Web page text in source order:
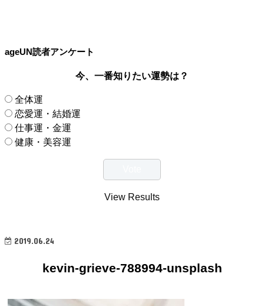
ageUN読者アンケート
今、一番知りたい運勢は？
全体運
恋愛運・結婚運
仕事運・金運
健康・美容運
View Results
2019.06.24
kevin-grieve-788994-unsplash